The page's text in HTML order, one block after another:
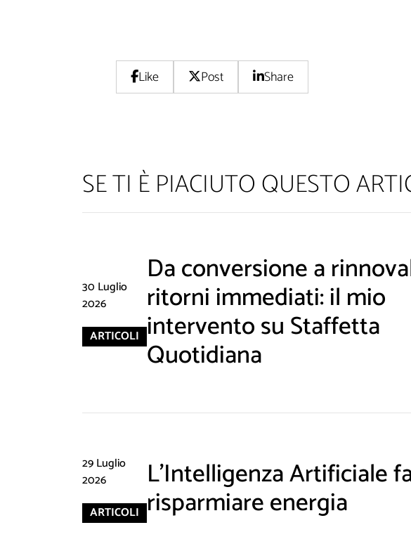
Like Post Share
SE TI È PIACIUTO QUESTO
30 Luglio
2026
ARTICOLI
Da conversione a
ritorni immediati: il mio
intervento su Staffetta
Quotidiana
29 Luglio
2026
ARTICOLI
L'Intelligenza Artificiale
risparmiare energia